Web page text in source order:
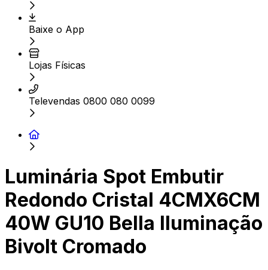
Baixe o App
Lojas Físicas
Televendas 0800 080 0099
Luminária Spot Embutir
Redondo Cristal 4CMX6CM
40W GU10 Bella Iluminação
Bivolt Cromado